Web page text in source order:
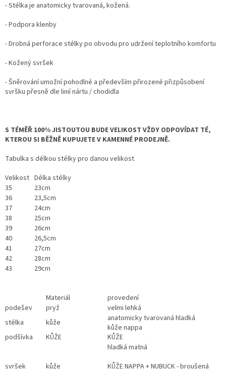
- Stélka je anatomicky tvarovaná, kožená.
- Podpora klenby
- Drobná perforace stélky po obvodu pro udržení teplotního komfortu
- Kožený svršek
- Šněrování umožní pohodlné a především přirozené přizpůsobení
svršku přesně dle linií nártu / chodidla
S TÉMĚŘ 100% JISTOUTOU BUDE VELIKOST VŽDY ODPOVÍDAT TÉ,
KTEROU SI BĚŽNĚ KUPUJETE V KAMENNÉ PRODEJNĚ.
Tabulka s délkou stélky pro danou velikost
Velikost Délka stélky
35
23cm
36
23,5cm
37
24cm
38
25cm
39
26cm
40
26,5cm
41
27cm
42
28cm
43
29cm
Materiál
provedení
podešev
pryž
velmi lehká
stélka
kůže
anatomicky tvarovaná hladká
kůže nappa
podšívka
KŮŽE KŮŽE
svršek kůže
hladká matná
KŮŽE NAPPA + NUBUCK - broušená